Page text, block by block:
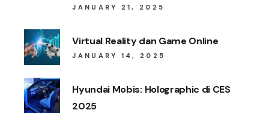
JANUARY 21, 2025
Virtual Reality dan Game Online
JANUARY 14, 2025
Hyundai Mobis: Holographic di CES
2025